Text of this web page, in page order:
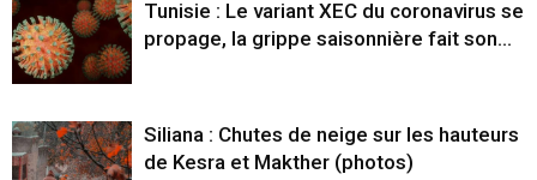
Tunisie : Le variant XEC du coronavirus se
propage, la grippe saisonnière fait son...
Siliana : Chutes de neige sur les hauteurs
de Kesra et Makther (photos)